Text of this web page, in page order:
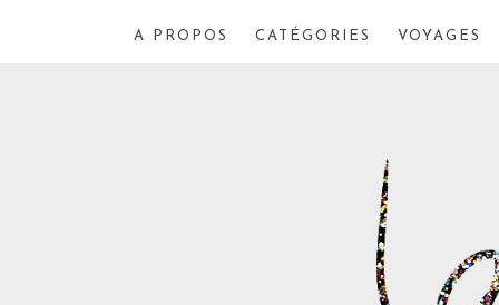
A PROPOS CATÉGORIES VOYAGES